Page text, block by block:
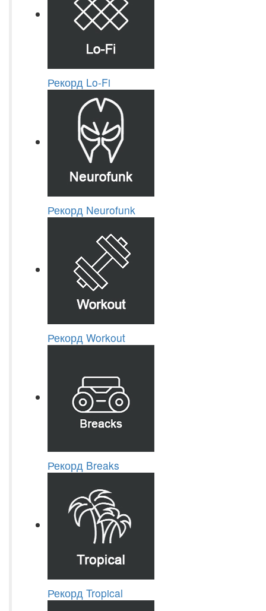
Рекорд Lo-Fi
Рекорд Neurofunk
Рекорд Workout
Рекорд Breaks
Рекорд Tropical